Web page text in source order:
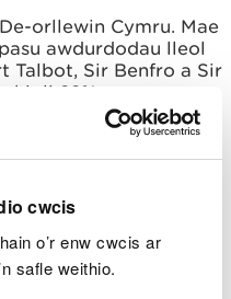
cwcis
o’r enw cwcis ar
safle weithio.
orllewin Cymru. Mae
awdurdodau lleol
Talbot, Sir Benfro a Sir
22% o
y wlad.
iechyd